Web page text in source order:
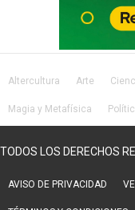
Altercultura Arte
Magia y Metafísica
TODOS LOS DERECHOS
AVISO DE PRIVACIDAD